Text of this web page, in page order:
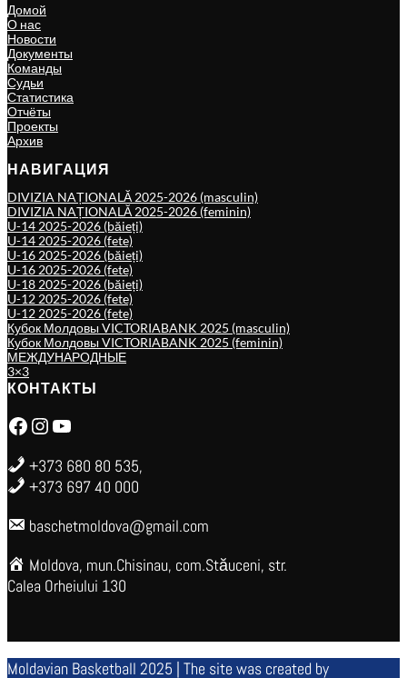
Домой
О нас
Новости
Документы
Команды
Судьи
Статистика
Отчёты
Проекты
Архив
НАВИГАЦИЯ
DIVIZIA NAȚIONALĂ 2025-2026 (masculin)
DIVIZIA NAȚIONALĂ 2025-2026 (feminin)
U-14 2025-2026 (băieți)
U-14 2025-2026 (fete)
U-16 2025-2026 (băieți)
U-16 2025-2026 (fete)
U-18 2025-2026 (băieți)
U-12 2025-2026 (fete)
U-12 2025-2026 (fete)
Кубок Молдовы VICTORIABANK 2025 (masculin)
Кубок Молдовы VICTORIABANK 2025 (feminin)
МЕЖДУНАРОДНЫЕ
3×3
КОНТАКТЫ
Facebook Instagram YouTube
+373 680 80 535,
+373 697 40 000
baschetmoldova@gmail.com
Moldova, mun.Chisinau, com.Stăuceni, str.
Calea Orheiului 130
Moldavian Basketball 2025 | The site was created by